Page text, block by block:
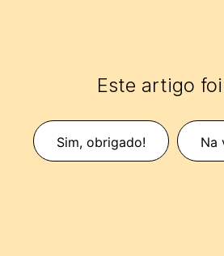
Este artigo
Sim, obrigado! Na